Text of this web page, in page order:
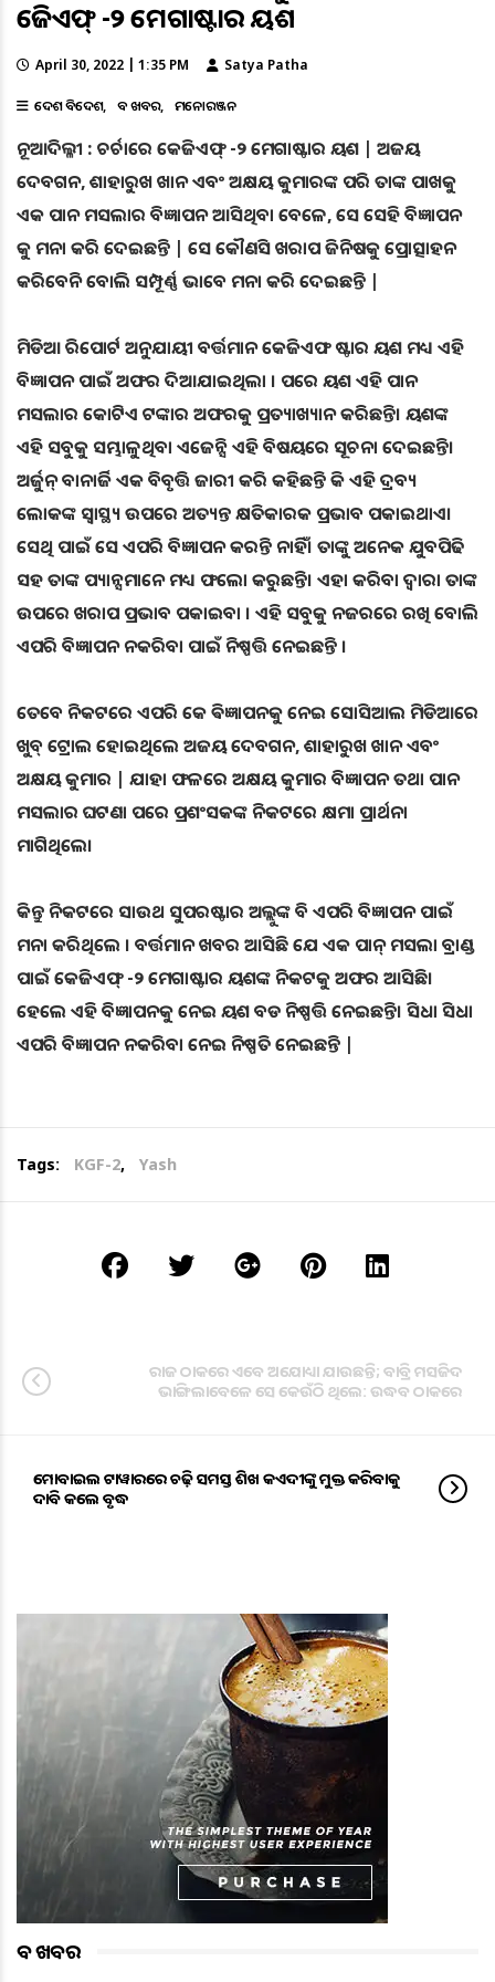
କେଜିଏଫ୍ -୨ ମେଗାଷ୍ଟାର ୟଶ
April 30, 2022 | 1:35 PM Satya Patha
ଦେଶ ବିଦେଶ ବଡ ଖବର ମନୋରଞ୍ଜନ
ନୂଆଦିଲ୍ଳୀ : ଚର୍ଚାରେ କେଜିଏଫ୍ -୨ ମେଗାଷ୍ଟାର ୟଶ | ଅଜୟ
ଦେବଗନ, ଶାହାରୁଖ ଖାନ ଏବଂ ଅକ୍ଷୟ କୁମାରଙ୍କ ପରି ତାଙ୍କ ପାଖକୁ
ଏକ ପାନ ମସଲାର ବିଜ୍ଞାପନ ଆସିଥିବା ବେଳେ, ସେ ସେହି ବିଜ୍ଞାପନ
କୁ ମନା କରି ଦେଇଛନ୍ତି | ସେ କୌଣସି ଖରାପ ଜିନିଷକୁ ପ୍ରୋତ୍ସାହନ
କରିବେନି ବୋଲି ସମ୍ପୂର୍ଣ୍ଣ ଭାବେ ମନା କରି ଦେଇଛନ୍ତି |
ମିଡିଆ ରିପୋର୍ଟ ଅନୁଯାୟୀ ବର୍ତ୍ତମାନ କେଜିଏଫ ଷ୍ଟାର ୟଶ ମଧ୍ୟ ଏହି
ବିଜ୍ଞାପନ ପାଇଁ ଅଫର ଦିଆଯାଇଥିଲା । ପରେ ୟଶ ଏହି ପାନ
ମସଲାର କୋଟିଏ ଟଙ୍କାର ଅଫରକୁ ପ୍ରତ୍ୟାଖ୍ୟାନ କରିଛନ୍ତି। ୟଶଙ୍କ
ଏହି ସବୁକୁ ସମ୍ଭାଳୁଥିବା ଏଜେନ୍ସି ଏହି ବିଷୟରେ ସୂଚନା ଦେଇଛନ୍ତି।
ଅର୍ଜୁନ୍‌ ବାନାର୍ଜି ଏକ ବିବୃତ୍ତି ଜାରୀ କରି କହିଛନ୍ତି କି ଏହି ଦ୍ରବ୍ୟ
ଲୋକଙ୍କ ସ୍ୱାସ୍ଥ୍ୟ ଉପରେ ଅତ୍ୟନ୍ତ କ୍ଷତିକାରକ ପ୍ରଭାବ ପକାଇଥାଏ।
ସେଥି ପାଇଁ ସେ ଏପରି ବିଜ୍ଞାପନ କରନ୍ତି ନାହିଁ। ତାଙ୍କୁ ଅନେକ ଯୁବପିଢି
ସହ ତାଙ୍କ ପ୍ୟାନ୍ସମାନେ ମଧ୍ୟ ଫଲୋ କରୁଛନ୍ତି। ଏହା କରିବା ଦ୍ବାରା ତାଙ୍କ
ଉପରେ ଖରାପ ପ୍ରଭାବ ପକାଇବା । ଏହି ସବୁକୁ ନଜରରେ ରଖି ବୋଲି
ଏପରି ବିଜ୍ଞାପନ ନକରିବା ପାଇଁ ନିଷ୍ପତ୍ତି ନେଇଛନ୍ତି ।
ତେବେ ନିକଟରେ ଏପରି କେ ଵିଜ୍ଞାପନକୁ ନେଇ ସୋସିଆଲ ମିଡିଆରେ
ଖୁବ୍‌ ଟ୍ରୋଲ ହୋଇଥିଲେ ଅଜୟ ଦେବଗନ, ଶାହାରୁଖ ଖାନ ଏବଂ
ଅକ୍ଷୟ କୁମାର | ଯାହା ଫଳରେ ଅକ୍ଷୟ କୁମାର ବିଜ୍ଞାପନ ତଥା ପାନ
ମସଲାର ଘଟଣା ପରେ ପ୍ରଶଂସକଙ୍କ ନିକଟରେ କ୍ଷମା ପ୍ରାର୍ଥନା
ମାଗିଥିଲେ।
କିନ୍ତୁ ନିକଟରେ ସାଉଥ ସୁପରଷ୍ଟାର ଅଲ୍ଲୁଙ୍କ ବି ଏପରି ବିଜ୍ଞାପନ ପାଇଁ
ମନା କରିଥିଲେ । ବର୍ତ୍ତମାନ ଖବର ଆସିଛି ଯେ ଏକ ପାନ୍ ମସଲା ବ୍ରାଣ୍ଡ
ପାଇଁ କେଜିଏଫ୍ -୨ ମେଗାଷ୍ଟାର ୟଶଙ୍କ ନିକଟକୁ ଅଫର ଆସିଛି।
ହେଲେ ଏହି ବିଜ୍ଞାପନକୁ ନେଇ ୟଶ ବଡ ନିଷ୍ପତ୍ତି ନେଇଛନ୍ତି। ସିଧା ସିଧା
ଏପରି ବିଜ୍ଞାପନ ନକରିବା ନେଇ ନିଷ୍ପତି ନେଇଛନ୍ତି |
Tags: KGF-2, Yash
ରାଜ ଠାକରେ ଏବେ ଅଯୋଧ୍ୟା ଯାଉଛନ୍ତି; ବାବ୍ରି ମସଜିଦ
ଭାଙ୍ଗିଲାବେଳେ ସେ କେଉଁଠି ଥିଲେ: ଉଦ୍ଧବ ଠାକରେ
ମୋବାଇଲ ଟାୱାରରେ ଚଢ଼ି ସମସ୍ତ ଶିଖ କଏଦୀଙ୍କୁ ମୁକ୍ତ କରିବାକୁ
ଦାବି କଲେ ବୃଦ୍ଧ
ବଡ ଖବର